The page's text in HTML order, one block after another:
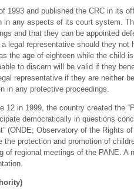
1993 and published the CRC in its
in any aspects of its court system.
and that they can be appointed
legal representative should they
the age of eighteen while the child
to discern will be valid if they
representative if they are neither
in any protective proceedings.
12 in 1999, the country created the
democratically in questions
(ONDE; Observatory of the Rights
protection and promotion of
of regional meetings of the PANE. A